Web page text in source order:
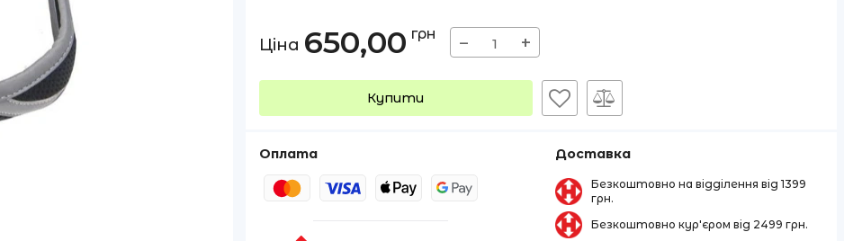
Ціна 650,00 грн − +
Купити
Оплата Доставка
Безкоштовно на відділення від 1399
грн.
Безкоштовно кур'єром від 2499 грн.